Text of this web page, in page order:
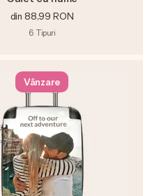
din 88,99 RON
6 Tipuri
Vânzare